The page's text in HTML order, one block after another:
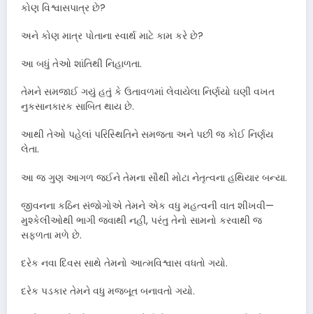
કોણ વિશ્વાસપાત્ર છે?
અને કોણ માત્ર પોતાના સ્વાર્થ માટે કામ કરે છે?
આ બધું તેઓ શાંતિથી નિહાળતા.
તેમને સમજાઈ ગયું હતું કે ઉતાવળમાં લેવાયેલા નિર્ણયો ઘણી વખત
નુકસાનકારક સાબિત થાય છે.
આથી તેઓ પહેલાં પરિસ્થિતિને સમજતા અને પછી જ કોઈ નિર્ણય
લેતા.
આ જ ગુણ આગળ જઈને તેમના સૌથી મોટા નેતૃત્વના હથિયાર બન્યા.
જીવનના કઠિન સંજોગોએ તેમને એક વધુ મહત્વની વાત શીખવી—
મુશ્કેલીઓથી ભાગી જવાથી નહીં, પરંતુ તેનો સામનો કરવાથી જ
સફળતા મળે છે.
દરેક નવા દિવસ સાથે તેમનો આત્મવિશ્વાસ વધતો ગયો.
દરેક પડકાર તેમને વધુ મજબૂત બનાવતો ગયો.